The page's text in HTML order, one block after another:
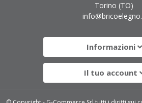
Torino (TO)
Informazioni
Il tuo account